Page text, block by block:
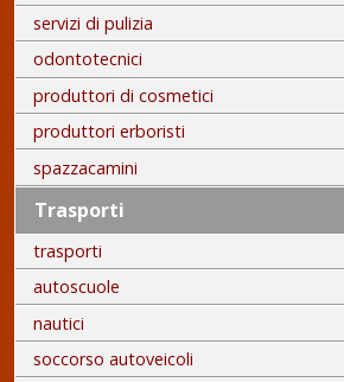
servizi di pulizia
odontotecnici
produttori di cosmetici
produttori erboristi
spazzacamini
Trasporti
trasporti
autoscuole
nautici
soccorso autoveicoli